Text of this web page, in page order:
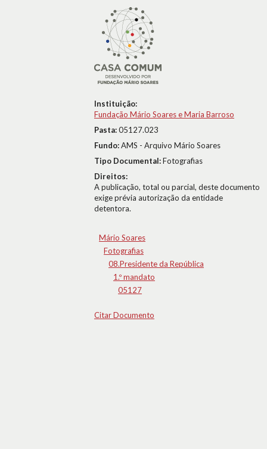
Instituição:
Fundação Mário Soares e Maria Barroso
Pasta:05127.023
Fundo:AMS - Arquivo Mário Soares
Tipo Documental:Fotografias
Direitos:
A publicação, total ou parcial, deste documento
exige prévia autorização da entidade
detentora.
Mário Soares
Fotografias
08.Presidente da República
1.º mandato
05127
Citar Documento